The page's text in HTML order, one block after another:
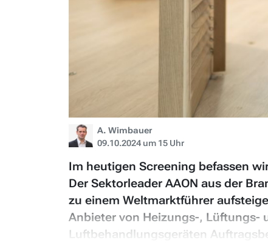
A. Wimbauer
09.10.2024 um 15 Uhr
Im heutigen Screening befassen
Der Sektorleader AAON aus der
zu einem Weltmarktführer
Anbieter von Heizungs-, Lüftungs-
Luftbehandlungsgeräten